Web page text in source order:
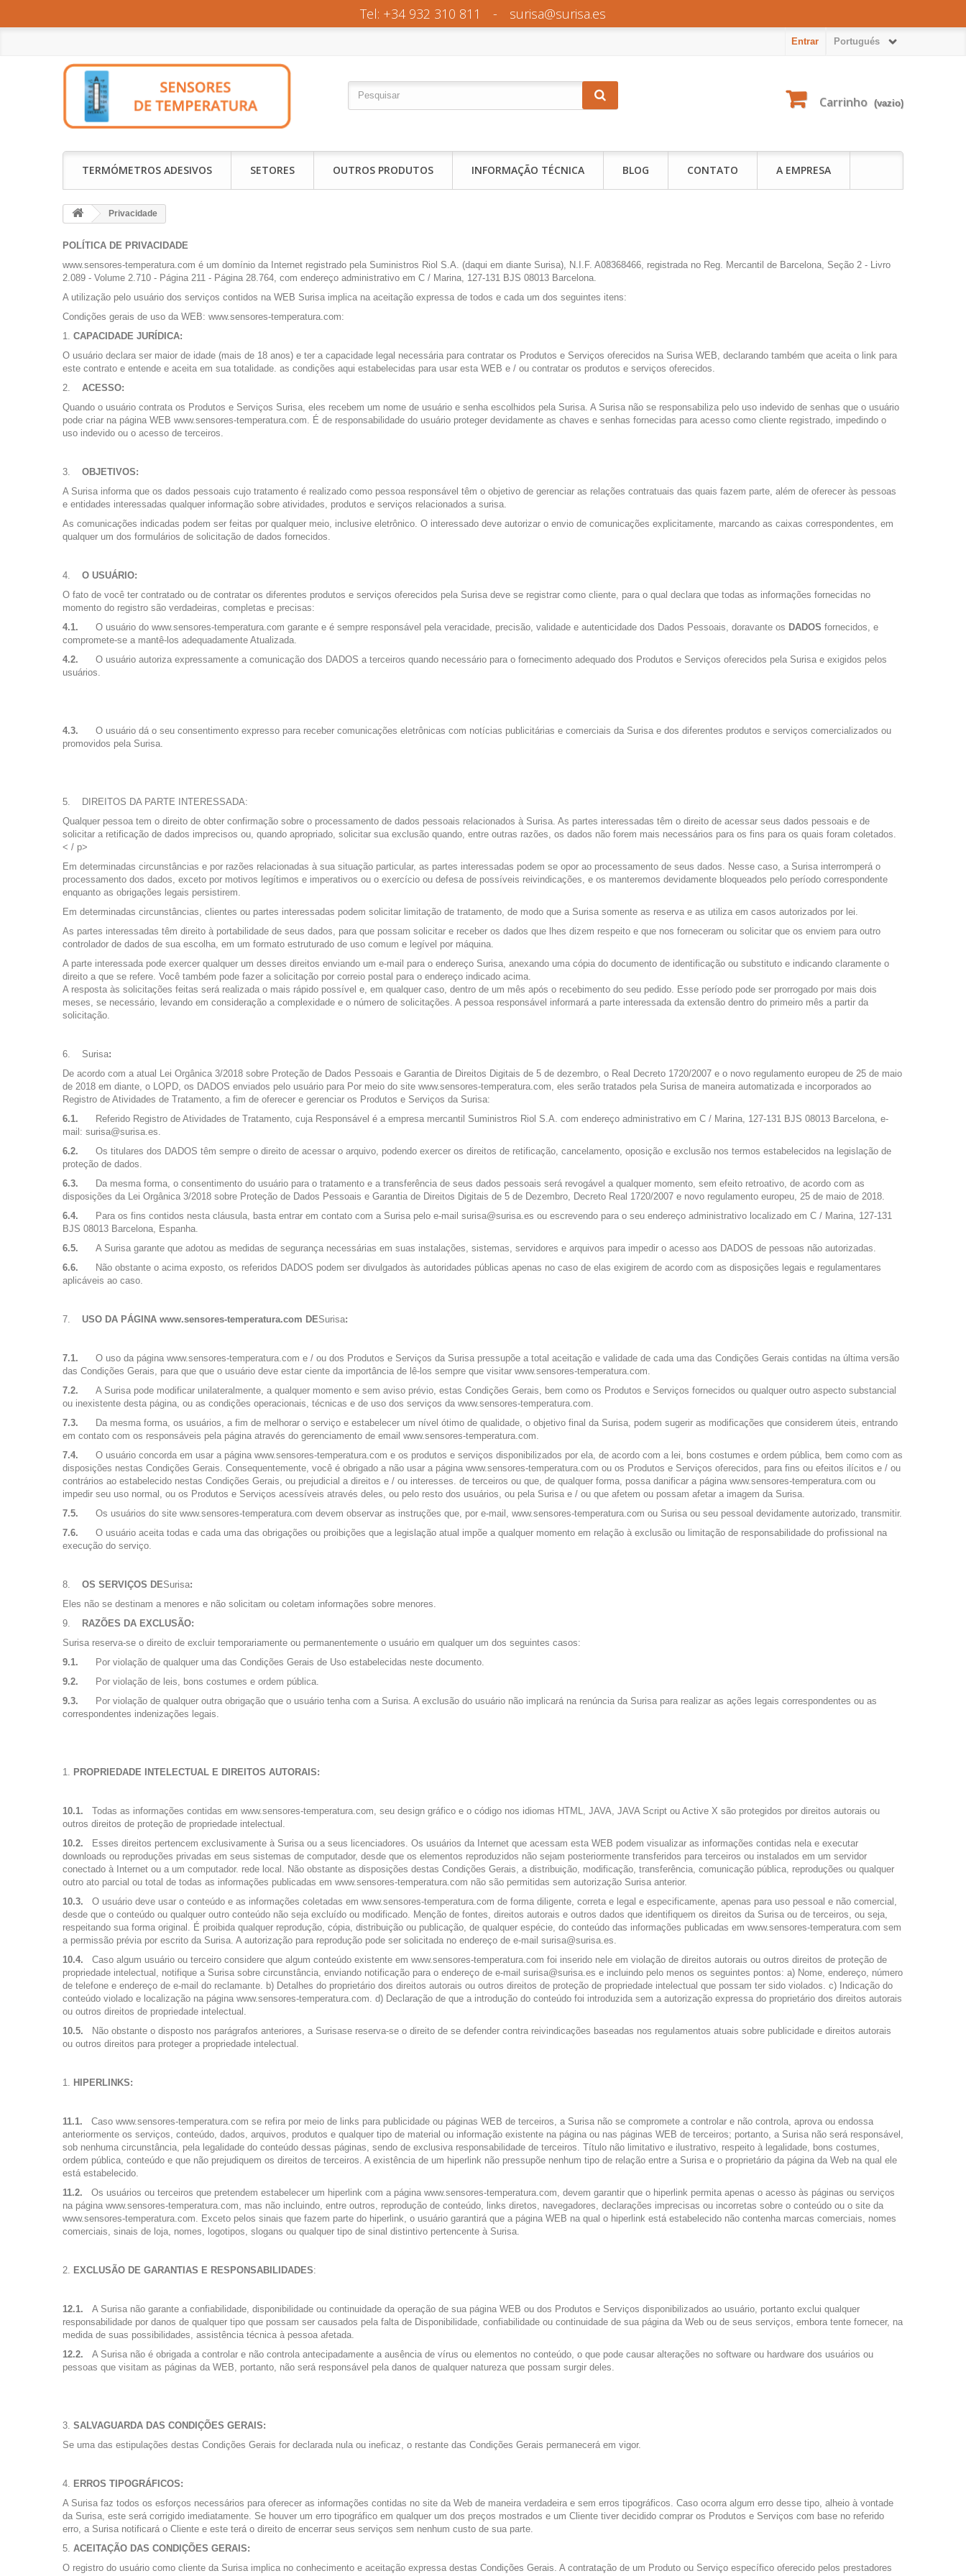
Tel: +34 932 310 811 - surisa@surisa.es
Portugués
Entrar
Carrinho (vazio)
TERMÓMETROS ADESIVOS SETORES OUTROS PRODUTOS INFORMAÇÃO TÉCNICA BLOG CONTATO A EMPRESA
Privacidade
POLÍTICA DE PRIVACIDADE
www.sensores-temperatura.com é um domínio da Internet registrado pela Suministros Riol S.A. (daqui em diante Surisa), N.I.F. A08368466, registrada no Reg. Mercantil de Barcelona, ​​Seção 2 - Livro
2.089 - Volume 2.710 - Página 211 - Página 28.764, com endereço administrativo em C / Marina, 127-131 BJS 08013 Barcelona.
A utilização pelo usuário dos serviços contidos na WEB Surisa implica na aceitação expressa de todos e cada um dos seguintes itens:
Condições gerais de uso da WEB: www.sensores-temperatura.com:
CAPACIDADE JURÍDICA:
O usuário declara ser maior de idade (mais de 18 anos) e ter a capacidade legal necessária para contratar os Produtos e Serviços oferecidos na Surisa WEB, declarando também que aceita o link para
este contrato e entende e aceita em sua totalidade. as condições aqui estabelecidas para usar esta WEB e / ou contratar os produtos e serviços oferecidos.
ACESSO:
Quando o usuário contrata os Produtos e Serviços Surisa, eles recebem um nome de usuário e senha escolhidos pela Surisa. A Surisa não se responsabiliza pelo uso indevido de senhas que o usuário
pode criar na página WEB www.sensores-temperatura.com. É de responsabilidade do usuário proteger devidamente as chaves e senhas fornecidas para acesso como cliente registrado, impedindo o
uso indevido ou o acesso de terceiros.
OBJETIVOS:
A Surisa informa que os dados pessoais cujo tratamento é realizado como pessoa responsável têm o objetivo de gerenciar as relações contratuais das quais fazem parte, além de oferecer às pessoas
e entidades interessadas qualquer informação sobre atividades, produtos e serviços relacionados a surisa.
As comunicações indicadas podem ser feitas por qualquer meio, inclusive eletrônico. O interessado deve autorizar o envio de comunicações explicitamente, marcando as caixas correspondentes, em
qualquer um dos formulários de solicitação de dados fornecidos.
O USUÁRIO:
O fato de você ter contratado ou de contratar os diferentes produtos e serviços oferecidos pela Surisa deve se registrar como cliente, para o qual declara que todas as informações fornecidas no
momento do registro são verdadeiras, completas e precisas:
4.1. O usuário do www.sensores-temperatura.com garante e é sempre responsável pela veracidade, precisão, validade e autenticidade dos Dados Pessoais, doravante os DADOS fornecidos, e
compromete-se a mantê-los adequadamente Atualizada.
4.2. O usuário autoriza expressamente a comunicação dos DADOS a terceiros quando necessário para o fornecimento adequado dos Produtos e Serviços oferecidos pela Surisa e exigidos pelos
usuários.
4.3. O usuário dá o seu consentimento expresso para receber comunicações eletrônicas com notícias publicitárias e comerciais da Surisa e dos diferentes produtos e serviços comercializados ou
promovidos pela Surisa.
DIREITOS DA PARTE INTERESSADA:
Qualquer pessoa tem o direito de obter confirmação sobre o processamento de dados pessoais relacionados à Surisa. As partes interessadas têm o direito de acessar seus dados pessoais e de
solicitar a retificação de dados imprecisos ou, quando apropriado, solicitar sua exclusão quando, entre outras razões, os dados não forem mais necessários para os fins para os quais foram coletados.
< / p>
Em determinadas circunstâncias e por razões relacionadas à sua situação particular, as partes interessadas podem se opor ao processamento de seus dados. Nesse caso, a Surisa interromperá o
processamento dos dados, exceto por motivos legítimos e imperativos ou o exercício ou defesa de possíveis reivindicações, e os manteremos devidamente bloqueados pelo período correspondente
enquanto as obrigações legais persistirem.
Em determinadas circunstâncias, clientes ou partes interessadas podem solicitar limitação de tratamento, de modo que a Surisa somente as reserva e as utiliza em casos autorizados por lei.
As partes interessadas têm direito à portabilidade de seus dados, para que possam solicitar e receber os dados que lhes dizem respeito e que nos forneceram ou solicitar que os enviem para outro
controlador de dados de sua escolha, em um formato estruturado de uso comum e legível por máquina.
A parte interessada pode exercer qualquer um desses direitos enviando um e-mail para o endereço Surisa, anexando uma cópia do documento de identificação ou substituto e indicando claramente o
direito a que se refere. Você também pode fazer a solicitação por correio postal para o endereço indicado acima.
A resposta às solicitações feitas será realizada o mais rápido possível e, em qualquer caso, dentro de um mês após o recebimento do seu pedido. Esse período pode ser prorrogado por mais dois
meses, se necessário, levando em consideração a complexidade e o número de solicitações. A pessoa responsável informará a parte interessada da extensão dentro do primeiro mês a partir da
solicitação.
Surisa:
De acordo com a atual Lei Orgânica 3/2018 sobre Proteção de Dados Pessoais e Garantia de Direitos Digitais de 5 de dezembro, o Real Decreto 1720/2007 e o novo regulamento europeu de 25 de maio
de 2018 em diante, o LOPD, os DADOS enviados pelo usuário para Por meio do site www.sensores-temperatura.com, eles serão tratados pela Surisa de maneira automatizada e incorporados ao
Registro de Atividades de Tratamento, a fim de oferecer e gerenciar os Produtos e Serviços da Surisa:
6.1.
Referido Registro de Atividades de Tratamento, cuja Responsável é a empresa mercantil Suministros Riol S.A. com endereço administrativo em C / Marina, 127-131 BJS 08013 Barcelona, ​​e-
mail: surisa@surisa.es.
6.2. Os titulares dos DADOS têm sempre o direito de acessar o arquivo, podendo exercer os direitos de retificação, cancelamento, oposição e exclusão nos termos estabelecidos na legislação de
proteção de dados.
6.3.
Da mesma forma, o consentimento do usuário para o tratamento e a transferência de seus dados pessoais será revogável a qualquer momento, sem efeito retroativo, de acordo com as
disposições da Lei Orgânica 3/2018 sobre Proteção de Dados Pessoais e Garantia de Direitos Digitais de 5 de Dezembro, Decreto Real 1720/2007 e novo regulamento europeu, 25 de maio de 2018.
6.4.
Para os fins contidos nesta cláusula, basta entrar em contato com a Surisa pelo e-mail surisa@surisa.es ou escrevendo para o seu endereço administrativo localizado em C / Marina, 127-131
BJS 08013 Barcelona, ​​Espanha.
6.5. A Surisa garante que adotou as medidas de segurança necessárias em suas instalações, sistemas, servidores e arquivos para impedir o acesso aos DADOS de pessoas não autorizadas.
6.6.
Não obstante o acima exposto, os referidos DADOS podem ser divulgados às autoridades públicas apenas no caso de elas exigirem de acordo com as disposições legais e regulamentares
aplicáveis ​​ao caso.
USO DA PÁGINA www.sensores-temperatura.com DESurisa:
7.1. O uso da página www.sensores-temperatura.com e / ou dos Produtos e Serviços da Surisa pressupõe a total aceitação e validade de cada uma das Condições Gerais contidas na última versão
das Condições Gerais, para que que o usuário deve estar ciente da importância de lê-los sempre que visitar www.sensores-temperatura.com.
7.2. A Surisa pode modificar unilateralmente, a qualquer momento e sem aviso prévio, estas Condições Gerais, bem como os Produtos e Serviços fornecidos ou qualquer outro aspecto substancial
ou inexistente desta página, ou as condições operacionais, técnicas e de uso dos serviços da www.sensores-temperatura.com.
7.3.
Da mesma forma, os usuários, a fim de melhorar o serviço e estabelecer um nível ótimo de qualidade, o objetivo final da Surisa, podem sugerir as modificações que considerem úteis, entrando
em contato com os responsáveis ​​pela página através do gerenciamento de email www.sensores-temperatura.com.
7.4. O usuário concorda em usar a página www.sensores-temperatura.com e os produtos e serviços disponibilizados por ela, de acordo com a lei, bons costumes e ordem pública, bem como com as
disposições nestas Condições Gerais. Consequentemente, você é obrigado a não usar a página www.sensores-temperatura.com ou os Produtos e Serviços oferecidos, para fins ou efeitos ilícitos e / ou
contrários ao estabelecido nestas Condições Gerais, ou prejudicial a direitos e / ou interesses. de terceiros ou que, de qualquer forma, possa danificar a página www.sensores-temperatura.com ou
impedir seu uso normal, ou os Produtos e Serviços acessíveis através deles, ou pelo resto dos usuários, ou pela Surisa e / ou que afetem ou possam afetar a imagem da Surisa.
7.5. Os usuários do site www.sensores-temperatura.com devem observar as instruções que, por e-mail, www.sensores-temperatura.com ou Surisa ou seu pessoal devidamente autorizado, transmitir.
7.6. O usuário aceita todas e cada uma das obrigações ou proibições que a legislação atual impõe a qualquer momento em relação à exclusão ou limitação de responsabilidade do profissional na
execução do serviço.
OS SERVIÇOS DESurisa:
Eles não se destinam a menores e não solicitam ou coletam informações sobre menores.
RAZÕES DA EXCLUSÃO:
Surisa reserva-se o direito de excluir temporariamente ou permanentemente o usuário em qualquer um dos seguintes casos:
9.1.
Por violação de qualquer uma das Condições Gerais de Uso estabelecidas neste documento.
9.2.
Por violação de leis, bons costumes e ordem pública.
9.3.
Por violação de qualquer outra obrigação que o usuário tenha com a Surisa. A exclusão do usuário não implicará na renúncia da Surisa para realizar as ações legais correspondentes ou as
correspondentes indenizações legais.
PROPRIEDADE INTELECTUAL E DIREITOS AUTORAIS:
10.1. Todas as informações contidas em www.sensores-temperatura.com, seu design gráfico e o código nos idiomas HTML, JAVA, JAVA Script ou Active X são protegidos por direitos autorais ou
outros direitos de proteção de propriedade intelectual.
10.2.
Esses direitos pertencem exclusivamente à Surisa ou a seus licenciadores. Os usuários da Internet que acessam esta WEB podem visualizar as informações contidas nela e executar
downloads ou reproduções privadas em seus sistemas de computador, desde que os elementos reproduzidos não sejam posteriormente transferidos para terceiros ou instalados em um servidor
conectado à Internet ou a um computador. rede local. Não obstante as disposições destas Condições Gerais, a distribuição, modificação, transferência, comunicação pública, reproduções ou qualquer
outro ato parcial ou total de todas as informações publicadas em www.sensores-temperatura.com não são permitidas sem autorização Surisa anterior.
10.3. O usuário deve usar o conteúdo e as informações coletadas em www.sensores-temperatura.com de forma diligente, correta e legal e especificamente, apenas para uso pessoal e não comercial,
desde que o conteúdo ou qualquer outro conteúdo não seja excluído ou modificado. Menção de fontes, direitos autorais e outros dados que identifiquem os direitos da Surisa ou de terceiros, ou seja,
respeitando sua forma original. É proibida qualquer reprodução, cópia, distribuição ou publicação, de qualquer espécie, do conteúdo das informações publicadas em www.sensores-temperatura.com sem
a permissão prévia por escrito da Surisa. A autorização para reprodução pode ser solicitada no endereço de e-mail surisa@surisa.es.
10.4. Caso algum usuário ou terceiro considere que algum conteúdo existente em www.sensores-temperatura.com foi inserido nele em violação de direitos autorais ou outros direitos de proteção de
propriedade intelectual, notifique a Surisa sobre circunstância, enviando notificação para o endereço de e-mail surisa@surisa.es e incluindo pelo menos os seguintes pontos: a) Nome, endereço, número
de telefone e endereço de e-mail do reclamante. b) Detalhes do proprietário dos direitos autorais ou outros direitos de proteção de propriedade intelectual que possam ter sido violados. c) Indicação do
conteúdo violado e localização na página www.sensores-temperatura.com. d) Declaração de que a introdução do conteúdo foi introduzida sem a autorização expressa do proprietário dos direitos autorais
ou outros direitos de propriedade intelectual.
10.5.
Não obstante o disposto nos parágrafos anteriores, a Surisase reserva-se o direito de se defender contra reivindicações baseadas nos regulamentos atuais sobre publicidade e direitos autorais
ou outros direitos para proteger a propriedade intelectual.
HIPERLINKS:
11.1. Caso www.sensores-temperatura.com se refira por meio de links para publicidade ou páginas WEB de terceiros, a Surisa não se compromete a controlar e não controla, aprova ou endossa
anteriormente os serviços, conteúdo, dados, arquivos, produtos e qualquer tipo de material ou informação existente na página ou nas páginas WEB de terceiros; portanto, a Surisa não será responsável,
sob nenhuma circunstância, pela legalidade do conteúdo dessas páginas, sendo de exclusiva responsabilidade de terceiros. Título não limitativo e ilustrativo, respeito à legalidade, bons costumes,
ordem pública, conteúdo e que não prejudiquem os direitos de terceiros. A existência de um hiperlink não pressupõe nenhum tipo de relação entre a Surisa e o proprietário da página da Web na qual ele
está estabelecido.
11.2. Os usuários ou terceiros que pretendem estabelecer um hiperlink com a página www.sensores-temperatura.com, devem garantir que o hiperlink permita apenas o acesso às páginas ou serviços
na página www.sensores-temperatura.com, mas não incluindo, entre outros, reprodução de conteúdo, links diretos, navegadores, declarações imprecisas ou incorretas sobre o conteúdo ou o site da
www.sensores-temperatura.com. Exceto pelos sinais que fazem parte do hiperlink, o usuário garantirá que a página WEB na qual o hiperlink está estabelecido não contenha marcas comerciais, nomes
comerciais, sinais de loja, nomes, logotipos, slogans ou qualquer tipo de sinal distintivo pertencente à Surisa.
EXCLUSÃO DE GARANTIAS E RESPONSABILIDADES:
12.1. A Surisa não garante a confiabilidade, disponibilidade ou continuidade da operação de sua página WEB ou dos Produtos e Serviços disponibilizados ao usuário, portanto exclui qualquer
responsabilidade por danos de qualquer tipo que possam ser causados ​​pela falta de Disponibilidade, confiabilidade ou continuidade de sua página da Web ou de seus serviços, embora tente fornecer, na
medida de suas possibilidades, assistência técnica à pessoa afetada.
12.2. A Surisa não é obrigada a controlar e não controla antecipadamente a ausência de vírus ou elementos no conteúdo, o que pode causar alterações no software ou hardware dos usuários ou
pessoas que visitam as páginas da WEB, portanto, não será responsável pela danos de qualquer natureza que possam surgir deles.
SALVAGUARDA DAS CONDIÇÕES GERAIS:
Se uma das estipulações destas Condições Gerais for declarada nula ou ineficaz, o restante das Condições Gerais permanecerá em vigor.
ERROS TIPOGRÁFICOS:
A Surisa faz todos os esforços necessários para oferecer as informações contidas no site da Web de maneira verdadeira e sem erros tipográficos. Caso ocorra algum erro desse tipo, alheio à vontade
da Surisa, este será corrigido imediatamente. Se houver um erro tipográfico em qualquer um dos preços mostrados e um Cliente tiver decidido comprar os Produtos e Serviços com base no referido
erro, a Surisa notificará o Cliente e este terá o direito de encerrar seus serviços sem nenhum custo de sua parte.
ACEITAÇÃO DAS CONDIÇÕES GERAIS:
O registro do usuário como cliente da Surisa implica no conhecimento e aceitação expressa destas Condições Gerais. A contratação de um Produto ou Serviço específico oferecido pelos prestadores